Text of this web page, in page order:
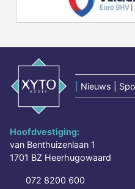
Nieuws |
Hoofdvestiging:
van Benthuizenlaan 1
1701 BZ Heerhugowaard
072 8200 600